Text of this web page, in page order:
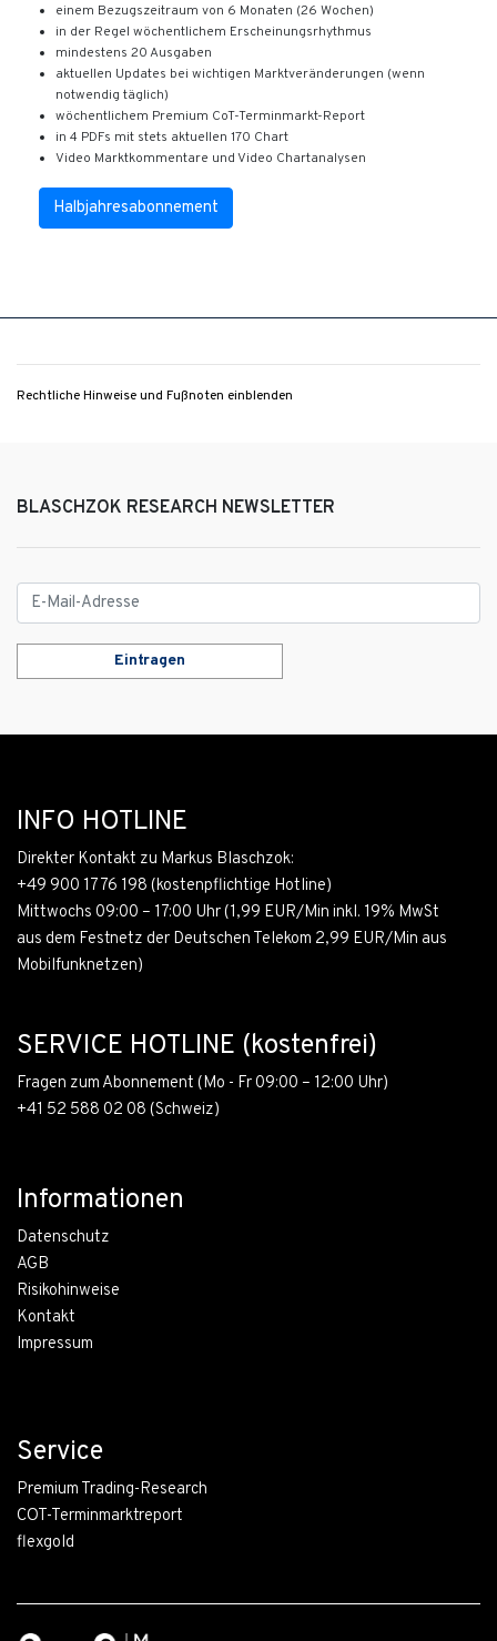
einem Bezugszeitraum von 6 Monaten (26 Wochen)
in der Regel wöchentlichem Erscheinungsrhythmus
mindestens 20 Ausgaben
aktuellen Updates bei wichtigen Marktveränderungen (wenn
notwendig täglich)
wöchentlichem Premium CoT-Terminmarkt-Report
in 4 PDFs mit stets aktuellen 170 Chart
Video Marktkommentare und Video Chartanalysen
Halbjahresabonnement
Rechtliche Hinweise und Fußnoten einblenden
BLASCHZOK RESEARCH NEWSLETTER
Eintragen
INFO HOTLINE
Direkter Kontakt zu Markus Blaschzok:
+49 900 1776 198 (kostenpflichtige Hotline)
Mittwochs 09:00 – 17:00 Uhr (1,99 EUR/Min inkl. 19% MwSt
aus dem Festnetz der Deutschen Telekom 2,99 EUR/Min aus
Mobilfunknetzen)
SERVICE HOTLINE (kostenfrei)
Fragen zum Abonnement (Mo - Fr 09:00 – 12:00 Uhr)
+41 52 588 02 08 (Schweiz)
Informationen
Datenschutz
AGB
Risikohinweise
Kontakt
Impressum
Service
Premium Trading-Research
COT-Terminmarktreport
flexgold